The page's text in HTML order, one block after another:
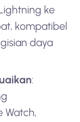
ke
kompatibel
daya
:
Watch,